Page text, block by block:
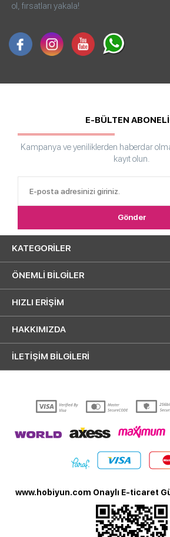
ol, fırsatları yakala!
E-BÜLTEN
Kampanya ve yeniliklerden haberdar
kayıt olun.
KATEGORILER
ÖNEMLI BILGILER
HIZLI ERIŞIM
HAKKIMIZDA
İLETİŞİM BİLGİLERİ
www.hobiyun.com Onaylı E-ticaret